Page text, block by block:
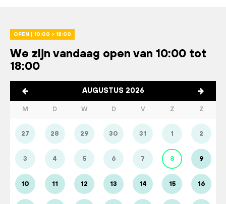
OPEN | 10:00 > 18:00
We zijn vandaag open van 10:00 tot
18:00
AUGUSTUS 2026
M D W D V Z Z
27 28 29 30 31 1 2
3 4 5 6 7 8 9
10 11 12 13 14 15 16